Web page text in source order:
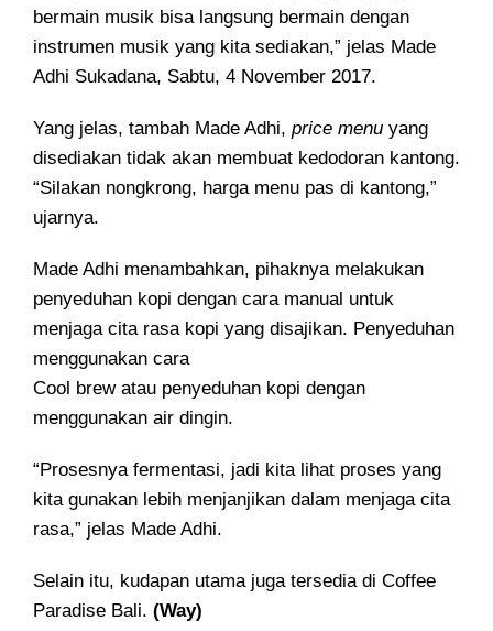
bermain musik bisa langsung bermain dengan
instrumen musik yang kita sediakan,” jelas Made
Adhi Sukadana, Sabtu, 4 November 2017.
Yang jelas, tambah Made Adhi, price menu yang
disediakan tidak akan membuat kedodoran kantong.
“Silakan nongkrong, harga menu pas di kantong,”
ujarnya.
Made Adhi menambahkan, pihaknya melakukan
penyeduhan kopi dengan cara manual untuk
menjaga cita rasa kopi yang disajikan. Penyeduhan
menggunakan cara
Cool brew atau penyeduhan kopi dengan
menggunakan air dingin.
“Prosesnya fermentasi, jadi kita lihat proses yang
kita gunakan lebih menjanjikan dalam menjaga cita
rasa,” jelas Made Adhi.
Selain itu, kudapan utama juga tersedia di Coffee
Paradise Bali. (Way)